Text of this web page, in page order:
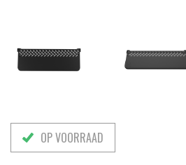
OP VOORRAAD